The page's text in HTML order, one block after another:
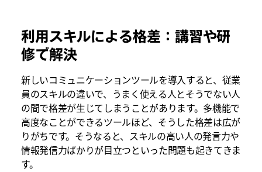
利用スキルによる格差：講習や研
修で解決
新しいコミュニケーションツールを導入すると、従業
員のスキルの違いで、うまく使える人とそうでない人
の間で格差が生じてしまうことがあります。多機能で
高度なことができるツールほど、そうした格差は広が
りがちです。そうなると、スキルの高い人の発言力や
情報発信力ばかりが目立つといった問題も起きてきま
す。